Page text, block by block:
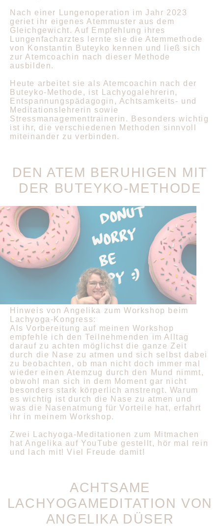
Nach einer Lungenoperation im Jahr 2023
geriet ihr eigenes Atemmuster aus dem
Gleichgewicht. Auf Empfehlung ihres
Lungenfacharztes lernte sie die Atemmethode
von Konstantin Buteyko kennen und ließ sich
zur Atemcoachin nach dieser Methode
ausbilden.
Heute arbeitet sie als Atemcoachin nach der
Buteyko-Methode, ist Lachyogalehrerin,
Entspannungspädagogin, Achtsamkeits- und
Meditationslehrerin sowie
Stressmanagementtrainerin. Besonders wichtig
ist ihr, die verschiedenen Methoden sinnvoll
miteinander zu verbinden.
DEN ATEM BERUHIGEN MIT
DER BUTEYKO-METHODE
Hinweis von Angelika zum Workshop beim
Lachyoga-Kongress:
Als Vorbereitung auf meinen Workshop
empfehle ich den Teilnehmenden im Alltag
darauf zu achten möglichst die ganze Zeit
durch die Nase zu atmen und sich selbst dabei
zu beobachten, ob man nicht doch immer mal
wieder einen Atemzug durch den Mund nimmt,
obwohl man sich in dem Moment gar nicht
besonders stark körperlich anstrengt. Warum
es wichtig ist durch die Nase zu atmen und
was die Nasenatmung für Vorteile hat, erfahrt
ihr in meinem Workshop.
Zwei Lachyoga-Meditationen zum Mitmachen
hat Angelika auf YouTube gestellt, hör mal rein
und lach mit! Viel Freude damit!
ACHTSAME
LACHYOGAMEDITATION VON
ANGELIKA DÜSER